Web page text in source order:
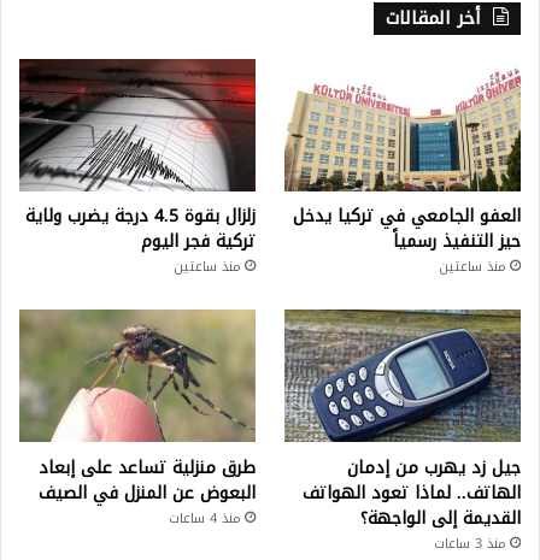
أخر المقالات
العفو الجامعي في تركيا يدخل
حيز التنفيذ رسمياً
منذ ساعتين
زلزال بقوة 4.5 درجة يضرب ولاية
تركية فجر اليوم
منذ ساعتين
جيل زد يهرب من إدمان
الهاتف.. لماذا تعود الهواتف
القديمة إلى الواجهة؟
منذ 3 ساعات
طرق منزلية تساعد على إبعاد
البعوض عن المنزل في الصيف
منذ 4 ساعات